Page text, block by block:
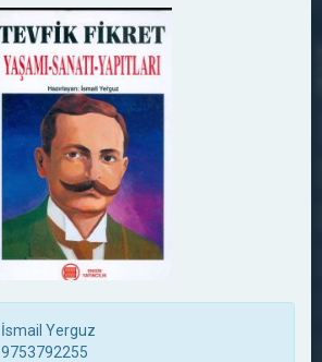
İsmail Yerguz
9753792255